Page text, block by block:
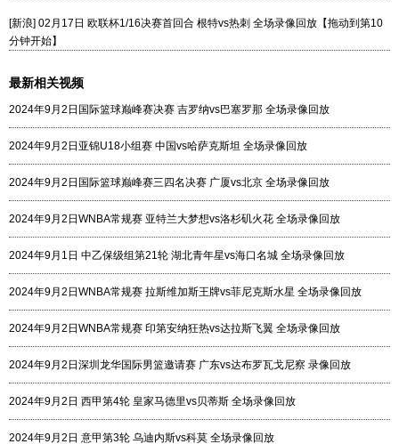
[新浪] 02月17日 欧联杯1/16决赛首回合 根特vs热刺 全场录像回放【拖动到第10
分钟开始】
最新相关视频
2024年9月2日国际篮球巅峰赛决赛 吉罗纳vs巴塞罗那 全场录像回放
2024年9月2日亚锦U18小组赛 中国vs哈萨克斯坦 全场录像回放
2024年9月2日国际篮球巅峰赛三四名决赛 广厦vs北京 全场录像回放
2024年9月2日WNBA常规赛 亚特兰大梦想vs洛杉矶火花 全场录像回放
2024年9月1日 中乙保级组第21轮 湖北青年星vs海口名城 全场录像回放
2024年9月2日WNBA常规赛 拉斯维加斯王牌vs菲尼克斯水星 全场录像回放
2024年9月2日WNBA常规赛 印第安纳狂热vs达拉斯飞翼 全场录像回放
2024年9月2日深圳龙华国际男篮邀请赛 广东vs达布罗瓦戈尼察 录像回放
2024年9月2日 西甲第4轮 皇家马德里vs贝蒂斯 全场录像回放
2024年9月2日 意甲第3轮 乌迪内斯vs科莫 全场录像回放